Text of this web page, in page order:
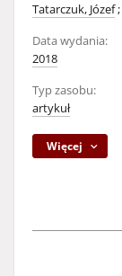
Tatarczuk, Józef;
Data wydania:
2018
Typ zasobu:
artykuł
Więcej